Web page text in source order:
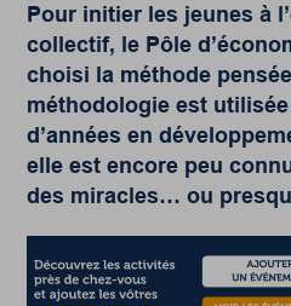
Pour initier les jeunes à
collectif, le Pôle
choisi la méthode
méthodologie est
d’années en
elle est encore peu
des miracles… ou